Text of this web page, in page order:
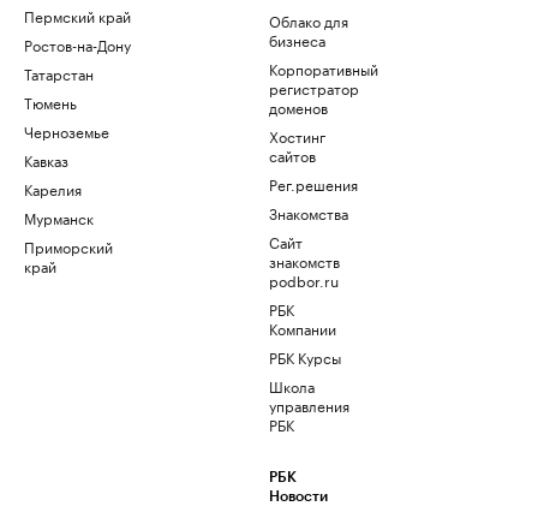
Пермский край
Ростов-на-Дону
Татарстан
Тюмень
Черноземье
Кавказ
Карелия
Мурманск
Приморский
край
Облако для
бизнеса
Корпоративный
регистратор
доменов
Хостинг
сайтов
Рег.решения
Знакомства
Сайт
знакомств
podbor.ru
РБК
Компании
РБК Курсы
Школа
управления
РБК
РБК
Новости